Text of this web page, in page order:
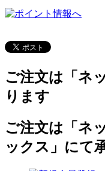
ご注文は「ネ
ります
ご注文は「ネ
ックス」にて